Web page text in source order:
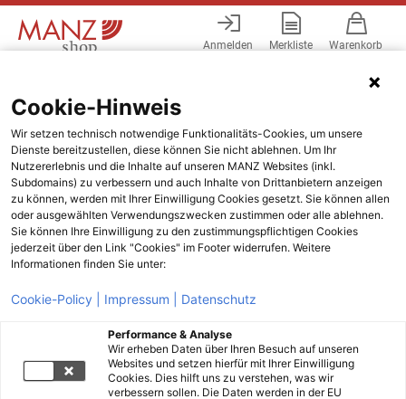
Anmelden Merkliste Warenkorb
Cookie-Hinweis
Wir setzen technisch notwendige Funktionalitäts-Cookies, um unsere
Dienste bereitzustellen, diese können Sie nicht ablehnen. Um Ihr
Nutzererlebnis und die Inhalte auf unseren MANZ Websites (inkl.
Subdomains) zu verbessern und auch Inhalte von Drittanbietern anzeigen
zu können, werden mit Ihrer Einwilligung Cookies gesetzt. Sie können allen
oder ausgewählten Verwendungszwecken zustimmen oder alle ablehnen.
Sie können Ihre Einwilligung zu den zustimmungspflichtigen Cookies
jederzeit über den Link "Cookies" im Footer widerrufen. Weitere
Informationen finden Sie unter:
Cookie-Policy | Impressum | Datenschutz
Performance & Analyse
Wir erheben Daten über Ihren Besuch auf unseren
Websites und setzen hierfür mit Ihrer Einwilligung
Cookies. Dies hilft uns zu verstehen, was wir
verbessern sollen. Die Daten werden in der EU